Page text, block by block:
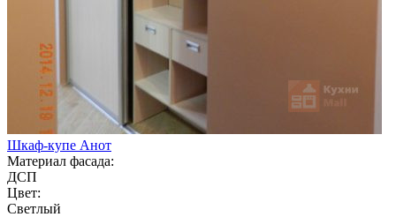
Шкаф-купе Анот
Материал фасада:
ДСП
Цвет:
Светлый